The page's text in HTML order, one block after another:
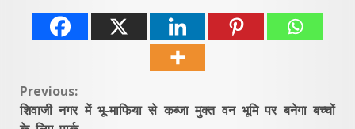
Continue
Previous:
शिवाजी नगर में भू-माफिया से कब्जा मुक्त वन भूमि पर बनेगा बच्चों